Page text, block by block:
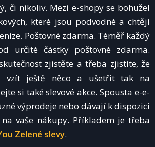
či nikoliv. Mezi e-shopy se bohužel
které jsou podvodné a chtějí
Poštovné zdarma. Téměř každý
určité částky poštovné zdarma.
zjistěte a třeba zjistíte, že
vzít ještě něco a ušetřit tak na
si také slevové akce. Spousta e-e-
výprodeje nebo dávají k dispozici
vaše nákupy. Příkladem je třeba
Zelené slevy.